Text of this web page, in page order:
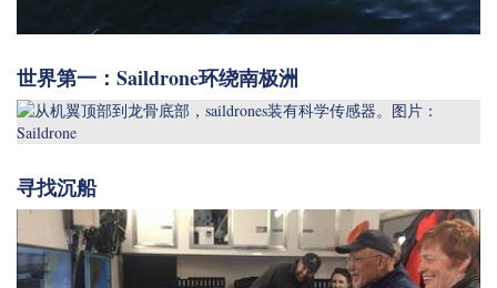
世界第一：Saildrone环绕南极洲
寻找沉船